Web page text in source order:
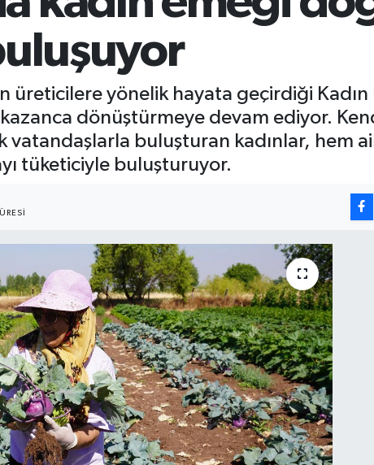
üreticilere yönelik hayata geçirdiği Kadın
dönüştürmeye devam ediyor.
vatandaşlarla buluşturan kadınlar, hem
tüketiciyle buluşturuyor.